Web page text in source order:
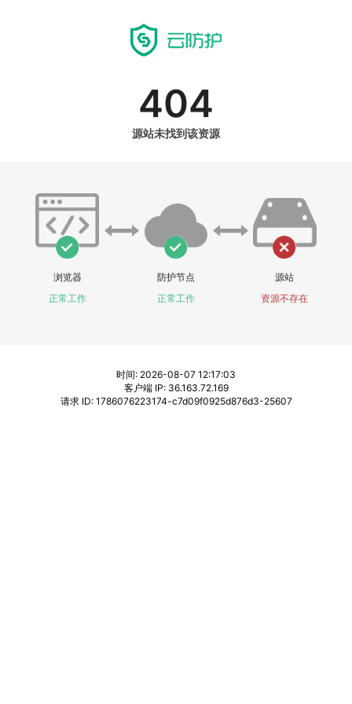
404
源站未找到该资源
浏览器
正常工作
防护节点
正常工作
源站
资源不存在
时间: 2026-08-07 12:17:03
客户端 IP: 36.163.72.169
请求 ID: 1786076223174-c7d09f0925d876d3-25607